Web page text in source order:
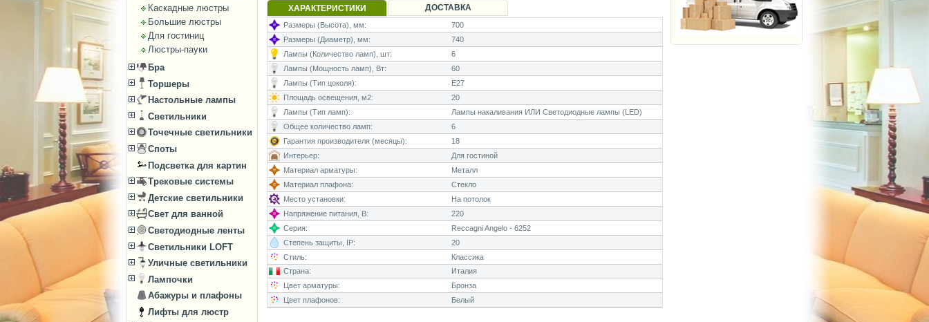
Каскадные люстры
Большие люстры
Для гостиниц
Люстры-пауки
Бра
Торшеры
Настольные лампы
Светильники
Точечные светильники
Споты
Подсветка для картин
Трековые системы
Детские светильники
Свет для ванной
Светодиодные ленты
Светильники LOFT
Уличные светильники
Лампочки
Абажуры и плафоны
Лифты для люстр
ХАРАКТЕРИСТИКИ ДОСТАВКА
Размеры (Высота), мм:
700
Размеры (Диаметр), мм:
740
Лампы (Количество ламп), шт:
6
Лампы (Мощность ламп), Вт:
60
Лампы (Тип цоколя):
E27
Площадь освещения, м2:
20
Лампы (Тип ламп):
Лампы накаливания ИЛИ Светодиодные лампы (LED)
Общее количество ламп:
6
Гарантия производителя (месяцы):
18
Интерьер:
Для гостиной
Материал арматуры:
Металл
Материал плафона:
Стекло
Место установки:
На потолок
Напряжение питания, В:
220
Серия:
Reccagni Angelo - 6252
Степень защиты, IP:
20
Стиль:
Классика
Страна:
Италия
Цвет арматуры:
Бронза
Цвет плафонов:
Белый